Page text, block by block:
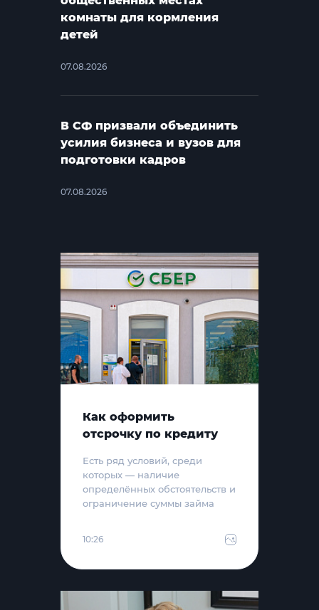
комнаты для кормления
детей
07.08.2026
В СФ призвали объединить
усилия бизнеса и вузов для
подготовки кадров
07.08.2026
Как оформить
отсрочку по кредиту
Есть ряд условий, среди
которых — наличие
определённых обстоятельств и
ограничение суммы займа
10:26